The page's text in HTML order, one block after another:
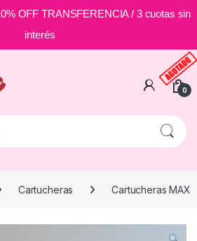
OFF TRANSFERENCIA / 3 cuotas sin
interés
0
Cartucheras Cartucheras MAX